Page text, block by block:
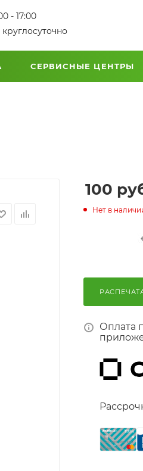
- 17:00
СЕРВИСНЫЕ ЦЕНТРЫ
100
Нет в
Оплата